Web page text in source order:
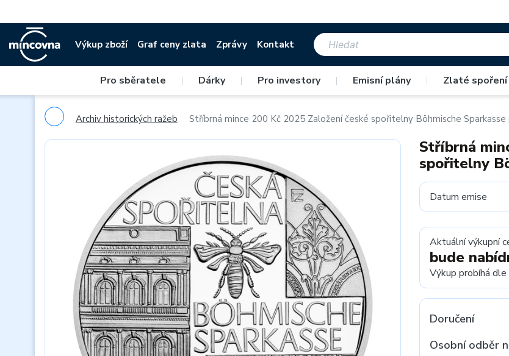
Výkup zboží Graf ceny zlata Zprávy Kontakt
Pro sběratele | Dárky | Pro investory | Emisní plány | Zlaté spoření
Archiv historických ražeb Stříbrná mince 200 Kč 2025 Založení české spořitelny Böhmische
Previous
Stříbrná
spořitelny
Datum emise
Aktuální výkupní
bude
Výkup probíhá dle
Doručení
Osobní odběr